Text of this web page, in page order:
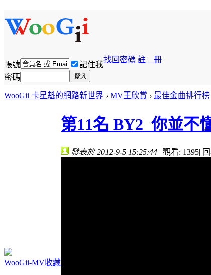
帳號 記住我
找回密碼 註 冊
密碼 登入
WooGii 卡星魁的網路新世界 › MV王欣賞 › 最佳金曲排行榜
WooGii-MV收藏
第11名 BY2_你並不
發表於 2012-9-5 15:25:44 | 觀看: 1395|